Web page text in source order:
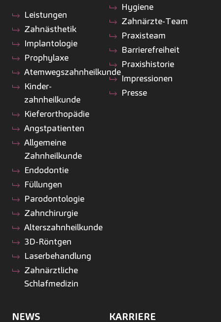
Leistungen
Zahnästhetik
Implantologie
Prophylaxe
Atemwegszahnheilkunde
Kinder­
zahnheilkunde
Kiefer­orthopädie
Angstpatienten
Allgemeine
Zahnheilkunde
Endodontie
Füllungen
Parodontologie
Zahnchirurgie
Alterszahnheilkunde
3D-Röntgen
Laserbehandlung
Zahnärztliche
Schlafmedizin
Hygiene
Zahnärzte-Team
Praxisteam
Barrierefreiheit
Praxishistorie
Impressionen
Presse
NEWS KARRIERE